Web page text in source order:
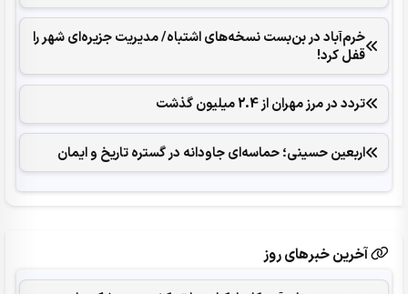
خرم‌آباد در بن‌بست نسخه‌های اشتباه/ مدیریت جزیره‌ای شهر را
قفل کرد‌!
تردد در مرز مهران از 2.4 میلیون گذشت
اربعین حسینی؛ حماسه‌ای جاودانه در گستره تاریخ و ایمان
آخرین خبرهای روز